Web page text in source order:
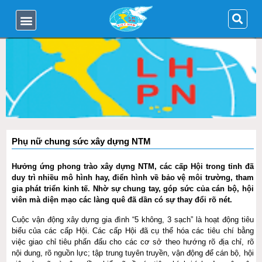
Phụ nữ chung sức xây dựng NTM
Hưởng ứng phong trào xây dựng NTM, các cấp Hội trong tỉnh đã
duy trì nhiều mô hình hay, điển hình về bảo vệ môi trường, tham
gia phát triển kinh tế. Nhờ sự chung tay, góp sức của cán bộ, hội
viên mà diện mạo các làng quê đã dần có sự thay đổi rõ nét.
Cuộc vận động xây dựng gia đình “5 không, 3 sạch” là hoạt động tiêu
biểu của các cấp Hội. Các cấp Hội đã cụ thể hóa các tiêu chí bằng
việc giao chỉ tiêu phấn đấu cho các cơ sở theo hướng rõ địa chỉ, rõ
nội dung, rõ nguồn lực; tập trung tuyên truyền, vận động để cán bộ, hội